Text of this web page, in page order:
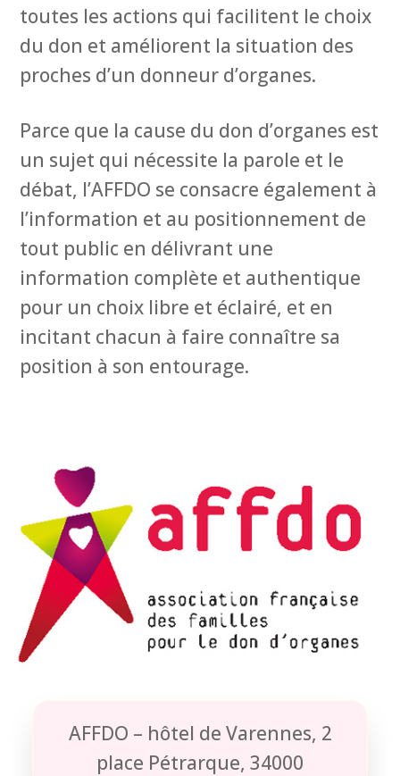
toutes les actions qui facilitent le choix
du don et améliorent la situation des
proches d’un donneur d’organes.
Parce que la cause du don d’organes est
un sujet qui nécessite la parole et le
débat, l’AFFDO se consacre également à
l’information et au positionnement de
tout public en délivrant une
information complète et authentique
pour un choix libre et éclairé, et en
incitant chacun à faire connaître sa
position à son entourage.
AFFDO – hôtel de Varennes, 2
place Pétrarque, 34000